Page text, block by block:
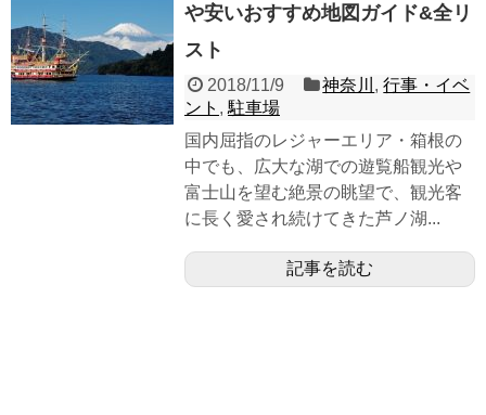
や安いおすすめ地図ガイド&全リ
スト
2018/11/9 神奈川 ,行事・イベ
ント , 駐車場
国内屈指のレジャーエリア・箱根の
中でも、広大な湖での遊覧船観光や
富士山を望む絶景の眺望で、観光客
に長く愛され続けてきた芦ノ湖...
記事を読む